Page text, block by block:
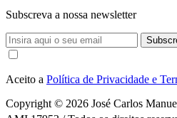
Subscreva a nossa newsletter
Aceito a Política de Privacidade e
Copyright © 2026 José Carlos